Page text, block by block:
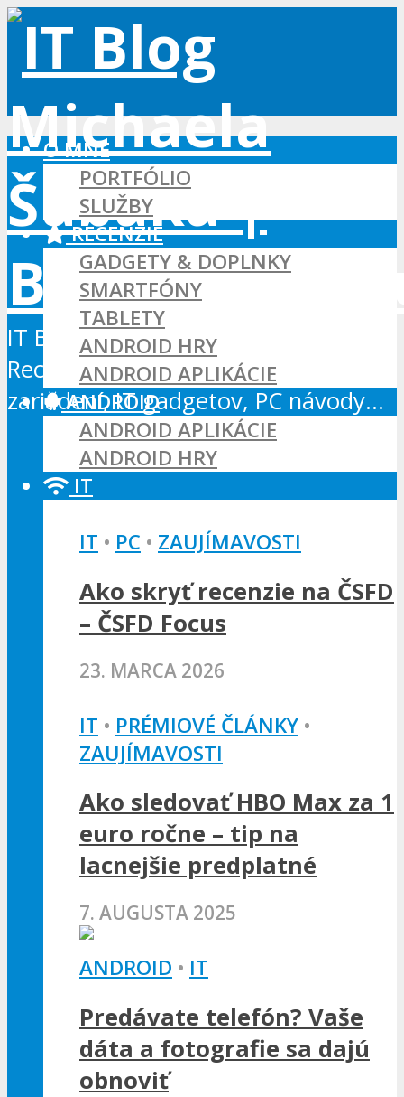
IT Blog - Android, Xbox a WordPress
Recenzie Android aplikácií, hier a
zariadení, IT gadgetov, PC návody...
O MNE
PORTFÓLIO
SLUŽBY
RECENZIE
GADGETY & DOPLNKY
SMARTFÓNY
TABLETY
ANDROID HRY
ANDROID APLIKÁCIE
ANDROID
ANDROID APLIKÁCIE
ANDROID HRY
IT
IT • PC • ZAUJÍMAVOSTI
Ako skryť recenzie na ČSFD
– ČSFD Focus
23. MARCA 2026
IT • PRÉMIOVÉ ČLÁNKY •
ZAUJÍMAVOSTI
Ako sledovať HBO Max za 1
euro ročne – tip na
lacnejšie predplatné
7. AUGUSTA 2025
ANDROID • IT
Predávate telefón? Vaše
dáta a fotografie sa dajú
obnoviť